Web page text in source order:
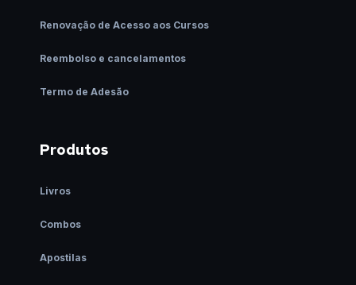
Renovação de Acesso aos Cursos
Reembolso e cancelamentos
Termo de Adesão
Produtos
Livros
Combos
Apostilas